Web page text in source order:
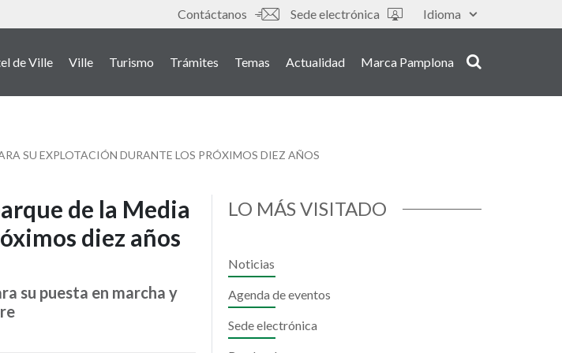
Idioma
Outils
Contáctanos Sede electrónica
de Ville Ville Turismo Trámites Temas Actualidad Marca Pamplona
SU EXPLOTACIÓN DURANTE LOS PRÓXIMOS DIEZ AÑOS
de la Media
diez años
su puesta en marcha y
LO MÁS VISITADO
Noticias
Agenda de eventos
Sede electrónica